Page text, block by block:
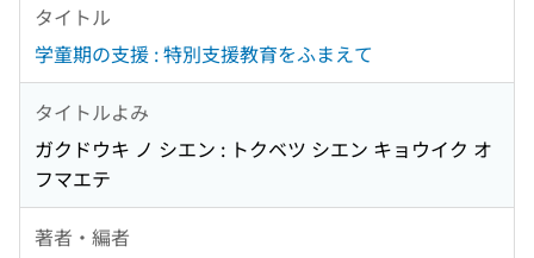
タイトル
学童期の支援 : 特別支援教育をふまえて
タイトルよみ
ガクドウキ ノ シエン : トクベツ シエン キョウイク オ
フマエテ
著者・編者